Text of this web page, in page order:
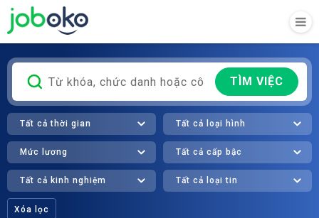
TÌM VIỆC
Tất cả thời gian Tất cả loại hình
Mức lương Tất cả cấp bậc
Tất cả kinh nghiệm Tất cả loại tin
Xóa lọc